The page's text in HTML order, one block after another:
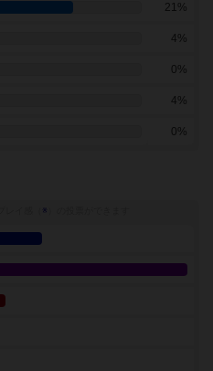
21%
4%
0%
4%
0%
※